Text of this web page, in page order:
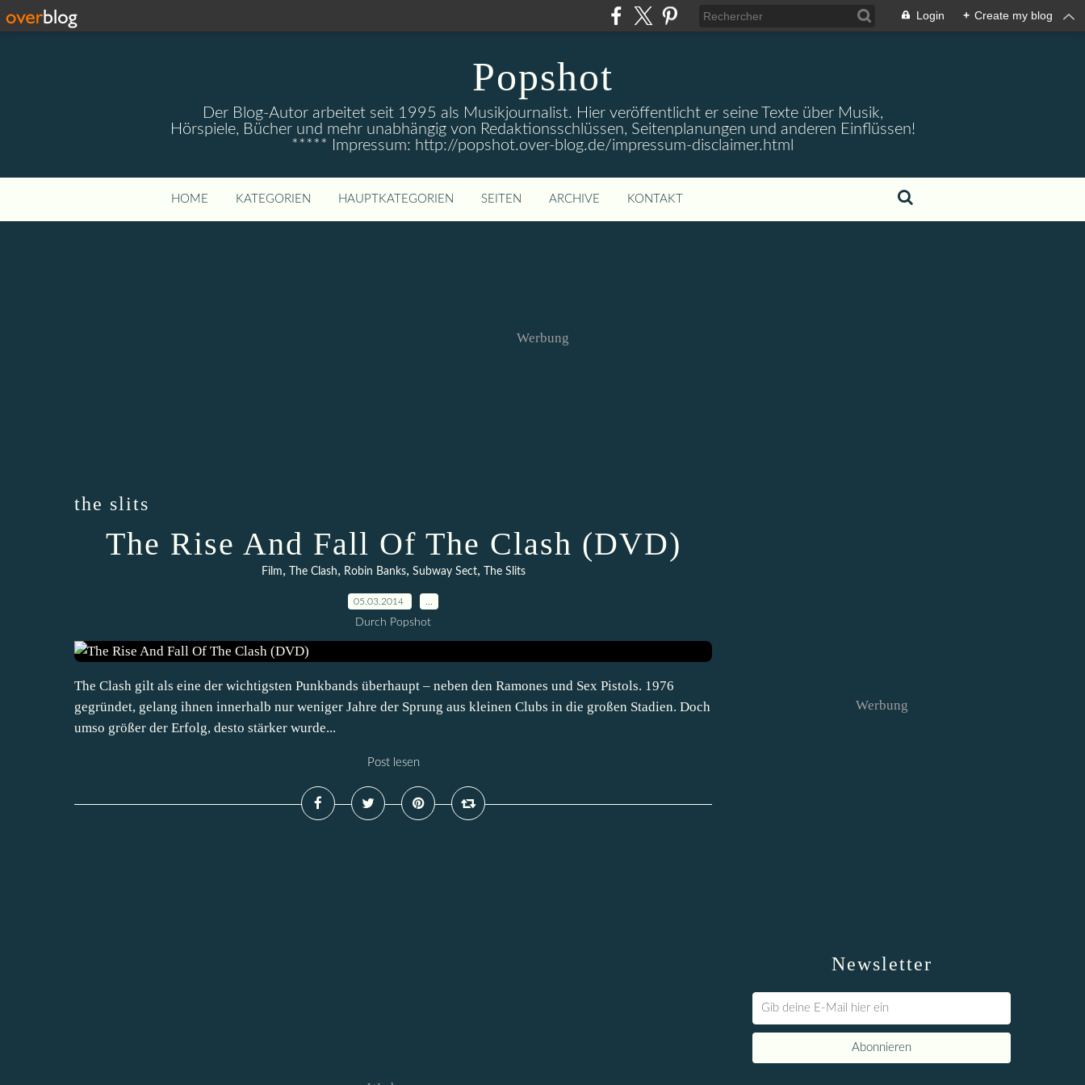
Login + Create my blog
Popshot
Der Blog-Autor arbeitet seit 1995 als Musikjournalist. Hier veröffentlicht er seine Texte über Musik,
Hörspiele, Bücher und mehr unabhängig von Redaktionsschlüssen, Seitenplanungen und anderen Einflüssen!
***** Impressum: http://popshot.over-blog.de/impressum-disclaimer.html
HOME KATEGORIEN HAUPTKATEGORIEN SEITEN ARCHIVE KONTAKT
Werbung
the slits
The Rise And Fall Of The Clash (DVD)
Film, The Clash, Robin Banks, Subway Sect, The Slits
05.03.2014
Durch Popshot
The Clash gilt als eine der wichtigsten Punkbands überhaupt – neben den Ramones und Sex Pistols. 1976
gegründet, gelang ihnen innerhalb nur weniger Jahre der Sprung aus kleinen Clubs in die großen Stadien. Doch
umso größer der Erfolg, desto stärker wurde...
Post lesen
Newsletter
Werbung